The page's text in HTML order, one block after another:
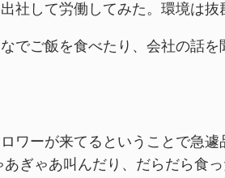
社して労働してみた。環境は抜
でご飯を食べたり、会社の話を
ワーが来てるということで急
あぎゃあ叫んだり、だらだら食